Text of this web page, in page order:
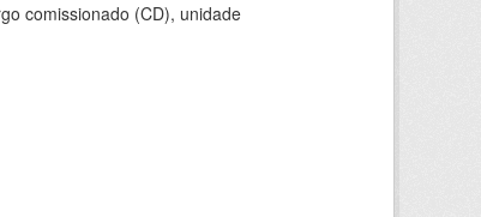
comissionado (CD), unidade